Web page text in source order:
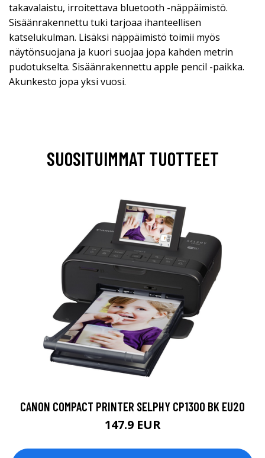
takavalaistu, irroitettava bluetooth -näppäimistö.
Sisäänrakennettu tuki tarjoaa ihanteellisen
katselukulman. Lisäksi näppäimistö toimii myös
näytönsuojana ja kuori suojaa jopa kahden metrin
pudotukselta. Sisäänrakennettu apple pencil -paikka.
Akunkesto jopa yksi vuosi.
SUOSITUIMMAT TUOTTEET
CANON COMPACT PRINTER SELPHY CP1300 BK EU20
147.9 EUR